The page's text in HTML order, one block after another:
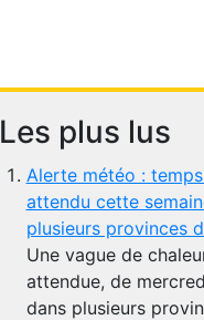
Les plus lus
Alerte météo :
attendu cette
plusieurs provinces
Une vague de
attendue, de
dans plusieurs